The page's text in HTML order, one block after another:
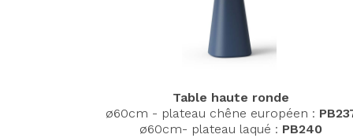
Table haute ronde
ø60cm - plateau chêne européen :
ø60cm- plateau laqué : PB240